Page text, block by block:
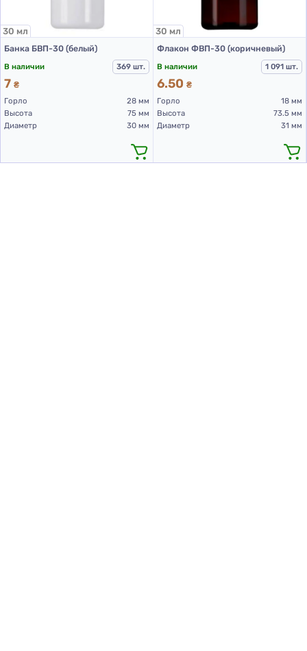
30 мл
Банка БВП-30 (белый)
В наличии
369 шт.
7 ₴
Горло
28 мм
Высота
75 мм
Диаметр
30 мм
30 мл
Флакон ФВП-30 (коричневый)
В наличии
1 091 шт.
6.50 ₴
Горло
18 мм
Высота
73.5 мм
Диаметр
31 мм